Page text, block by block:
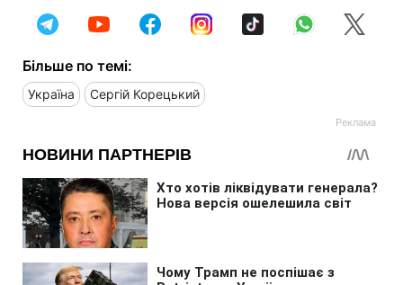
Більше по темі:
Україна Сергій Корецький